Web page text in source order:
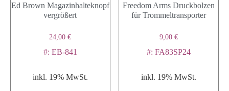
Ed Brown Magazinhalteknopf
vergrößert
24,00€
#: EB-841
inkl. 19% MwSt.
Freedom Arms Druckbolzen
für Trommeltransporter
9,00€
#: FA83SP24
inkl. 19% MwSt.